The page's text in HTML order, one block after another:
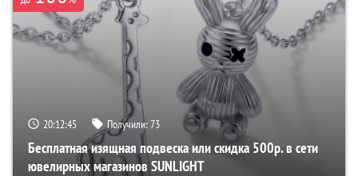
20:12:44 Получили:73
Бесплатная изящная подвеска или скидка 500р. в сети
ювелирных магазинов SUNLIGHT